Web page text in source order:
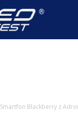
Smartfon Blackberry z